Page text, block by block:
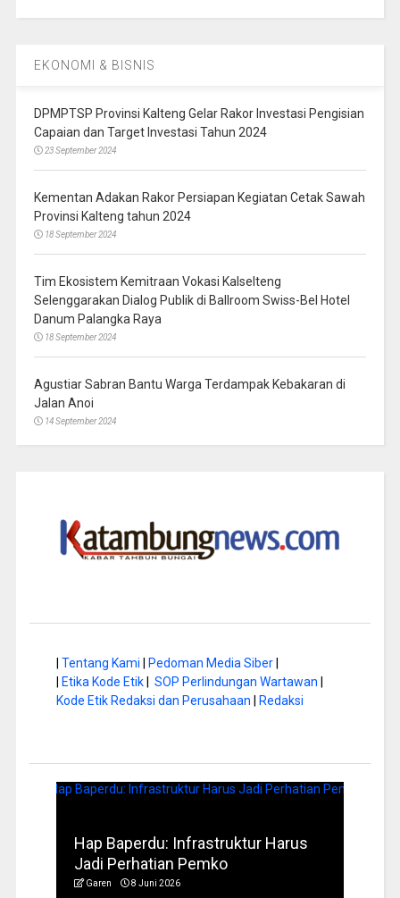
EKONOMI & BISNIS
DPMPTSP Provinsi Kalteng Gelar Rakor Investasi Pengisian
Capaian dan Target Investasi Tahun 2024
23 September 2024
Kementan Adakan Rakor Persiapan Kegiatan Cetak Sawah
Provinsi Kalteng tahun 2024
18 September 2024
Tim Ekosistem Kemitraan Vokasi Kalselteng
Selenggarakan Dialog Publik di Ballroom Swiss-Bel Hotel
Danum Palangka Raya
18 September 2024
Agustiar Sabran Bantu Warga Terdampak Kebakaran di
Jalan Anoi
14 September 2024
Tentang Kami Pedoman Media Siber|
Etika Kode Etik| SOP Perlindungan Wartawan
Kode Etik Redaksi dan Perusahaan
Redaksi
Hap Baperdu: Infrastruktur Harus
Jadi Perhatian Pemko
Garen 8 Juni 2026